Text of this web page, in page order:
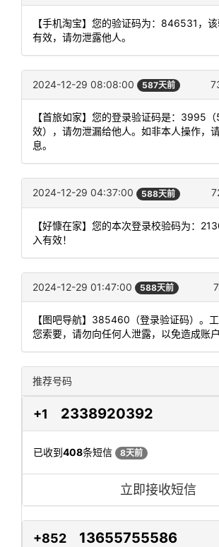
【手机淘宝】您的验证码为：846531，
有效，请勿泄露他人。
2024-12-29 08:08:00 587天前
【首旅如家】您的登录验证码是：3995
效），请勿泄漏给他人。如非本人操作，
息。
2024-12-29 04:37:00 588天前
【好慷在家】您的本次登录校验码为：
入有效！
2024-12-29 01:47:00 588天前
【图吧导航】385460（登录验证码）。
您索要，请勿向任何人泄露，以免造成账户
推荐号码
+1 2338920392
已收到408条短信 8天前
立即接收短信
+852 13655755586